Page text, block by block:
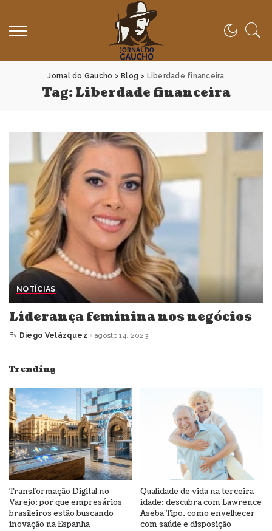
Jornal do Gaucho > Blog > Liberdade financeira
Tag:Liberdade financeira
NOTÍCIAS
Liderança feminina nos negócios
Posted
By Diego Velázquez agosto 14, 2023
Trending
Transformação Digital no
Varejo: por que empresários
brasileiros estão buscando
inovação na Espanha
Qualidade de vida na terceira
idade: descubra com Lawrence
Aseba Tipo, como envelhecer
com saúde e disposição